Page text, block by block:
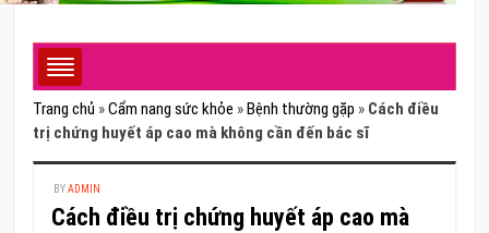
Trang chủ »Cẩm nang sức khỏe » Bệnh thường gặp » Cách điều
trị chứng huyết áp cao mà không cần đến bác sĩ
BYADMIN
Cách điều trị chứng huyết áp cao mà